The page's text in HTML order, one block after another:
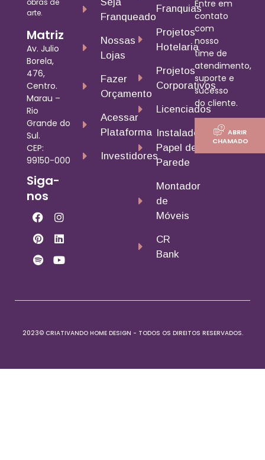
obras de
arte.
Matriz
Av. Julio
Borela,
476,
Centro.
Marau –
Rio
Grande do
Sul.
CEP:
99150-000
Siga-
nos
Franqueado
Nossas
Lojas
Fazer
Orçamento
Acessar
Plataforma
Investidores
Franquias
Projetos
Hotelaria
Projetos
Corporativos
Licenciados
Instalador
Papel de
Parede
Montador
de
Móveis
CR
Bank
Entre em
contato
com
nosso
time de
atendimento,
suporte e
sucesso
do cliente.
ABRIR
CHAMADO
2023© CRIATIVANDO HOME DESIGN - TODOS OS DIREITOS RESERVADOS.